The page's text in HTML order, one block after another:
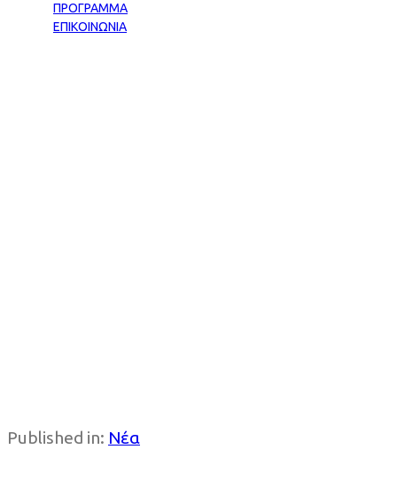
ΠΡΟΓΡΑΜΜΑ
ΕΠΙΚΟΙΝΩΝΙΑ
Published in: Νέα